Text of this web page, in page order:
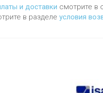
и доставки смотрите в
в разделе условия